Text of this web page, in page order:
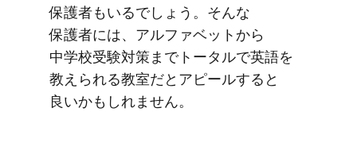
保護者も​いるでしょう。​そんな​
保護者には、​アルファベットから​
中学校受験対策まで​トータルで​英語を​
教えられる​教室だと​アピールすると​
良いかもしれません。